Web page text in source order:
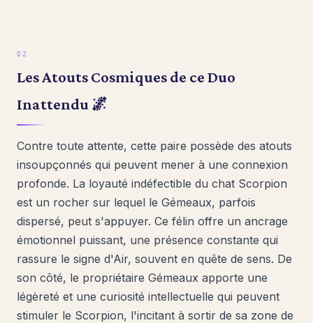
Les Atouts Cosmiques de ce Duo
Inattendu 🌌
Contre toute attente, cette paire possède des atouts
insoupçonnés qui peuvent mener à une connexion
profonde. La loyauté indéfectible du chat Scorpion
est un rocher sur lequel le Gémeaux, parfois
dispersé, peut s'appuyer. Ce félin offre un ancrage
émotionnel puissant, une présence constante qui
rassure le signe d'Air, souvent en quête de sens. De
son côté, le propriétaire Gémeaux apporte une
légèreté et une curiosité intellectuelle qui peuvent
stimuler le Scorpion, l'incitant à sortir de sa zone de